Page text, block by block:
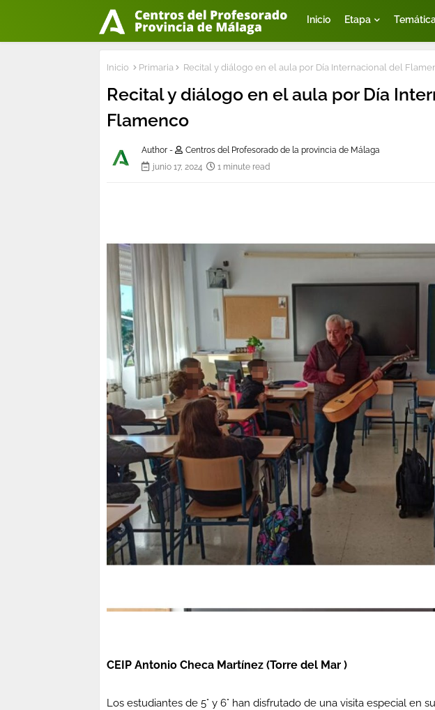
Inicio Etapa
Inicio Primaria Recital y diálogo en el aula por Día Internacional del
Recital y diálogo en el aula por Día
Flamenco
Author -
Centros del Profesorado de la provincia de Málaga
junio 17, 2024
1 minute read
CEIP Antonio Checa Martínez (Torre del Mar )
Los estudiantes de 5° y 6° han disfrutado de una visita especial en